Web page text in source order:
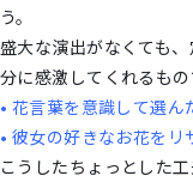
う。
盛大な演出がなくても
分に感激してくれるもの
• 花言葉を意識して選ん
• 彼女の好きなお花をリ
こうしたちょっとした